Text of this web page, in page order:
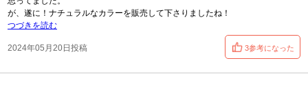
が、遂に！ナチュラルなカラーを販売して下さりましたね！
つづきを読む
2024年05月20日投稿 3参考になった